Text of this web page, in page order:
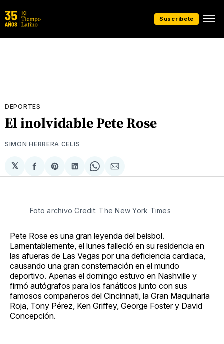
Suscríbete
DEPORTES
El inolvidable Pete Rose
SIMON HERRERA CELIS
𝕏
Compartir
en
Share
on
Compartir
en
Share
on
Compartir
via
Foto archivo Credit: The New York Times
Pete Rose es una gran leyenda del beisbol.
Lamentablemente, el lunes falleció en su residencia en
las afueras de Las Vegas por una deficiencia cardiaca,
causando una gran consternación en el mundo
deportivo. Apenas el domingo estuvo en Nashville y
firmó autógrafos para los fanáticos junto con sus
famosos compañeros del Cincinnati, la Gran Maquinaria
Roja, Tony Pérez, Ken Griffey, George Foster y David
Concepción.